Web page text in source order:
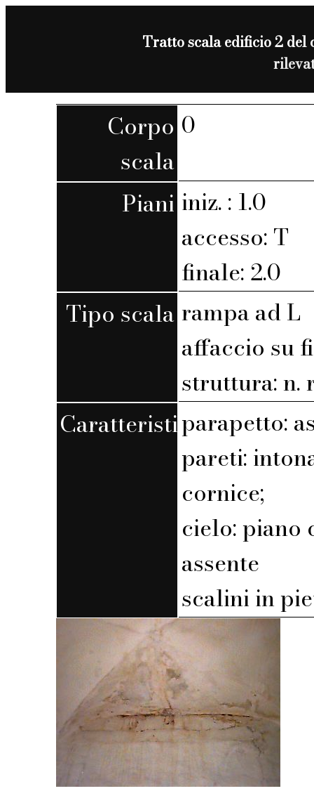
Tratto scala edificio 2
Corpo
scala
0
Piani iniz. : 1.0
accesso: T
finale: 2.0
Tipo scala rampa ad L
affaccio su
struttura: n.
Caratteristicheparapetto:
pareti:
cornice;
cielo: piano
assente
scalini in